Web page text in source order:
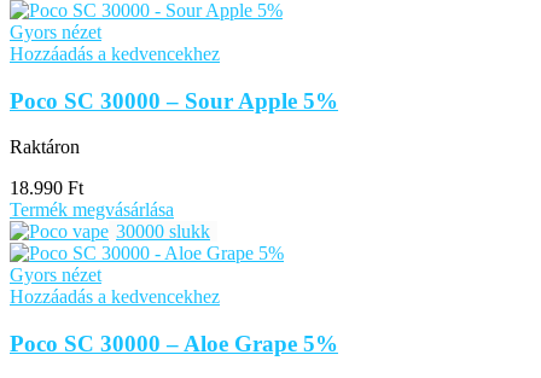
Gyors nézet
Hozzáadás a kedvencekhez
Poco SC 30000 – Sour Apple 5%
Raktáron
18.990 Ft
Termék megvásárlása
30000 slukk
Gyors nézet
Hozzáadás a kedvencekhez
Poco SC 30000 – Aloe Grape 5%